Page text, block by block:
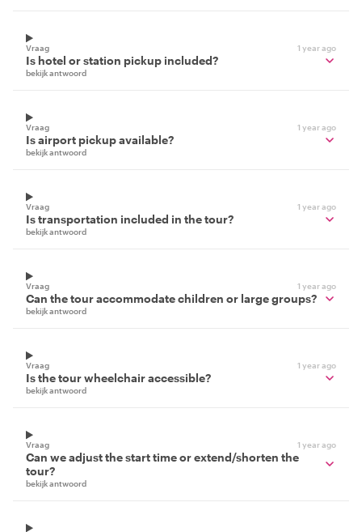
Vraag 1 year ago
Is hotel or station pickup included?
bekijk antwoord
Vraag 1 year ago
Is airport pickup available?
bekijk antwoord
Vraag 1 year ago
Is transportation included in the tour?
bekijk antwoord
Vraag 1 year ago
Can the tour accommodate children or large groups?
bekijk antwoord
Vraag 1 year ago
Is the tour wheelchair accessible?
bekijk antwoord
Vraag 1 year ago
Can we adjust the start time or extend/shorten the
tour?
bekijk antwoord